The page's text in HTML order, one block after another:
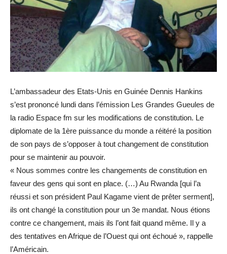
L’ambassadeur des Etats-Unis en Guinée Dennis Hankins
s’est prononcé lundi dans l’émission Les Grandes Gueules de
la radio Espace fm sur les modifications de constitution. Le
diplomate de la 1ère puissance du monde a réitéré la position
de son pays de s’opposer à tout changement de constitution
pour se maintenir au pouvoir.
« Nous sommes contre les changements de constitution en
faveur des gens qui sont en place. (…) Au Rwanda [qui l’a
réussi et son président Paul Kagame vient de prêter serment],
ils ont changé la constitution pour un 3e mandat. Nous étions
contre ce changement, mais ils l’ont fait quand même. Il y a
des tentatives en Afrique de l’Ouest qui ont échoué », rappelle
l’Américain.